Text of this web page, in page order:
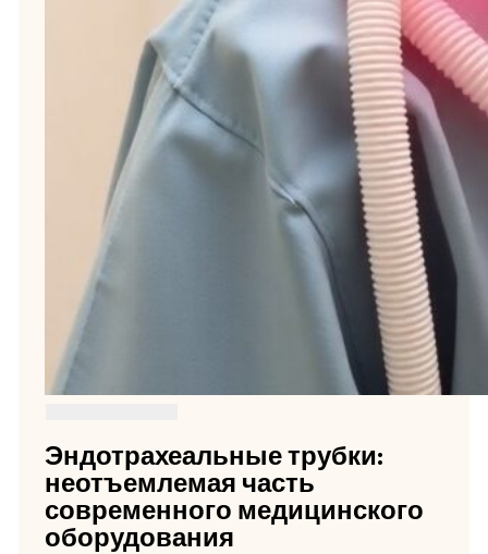
Эндотрахеальные трубки:
неотъемлемая часть
современного медицинского
оборудования